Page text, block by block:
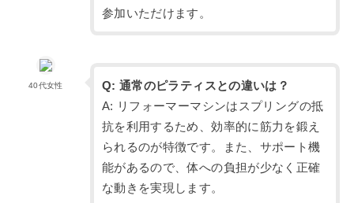
参加いただけます。
40代女性
Q: 通常のピラティスとの違いは？
A: リフォーマーマシンはスプリングの抵
抗を利用するため、効率的に筋力を鍛え
られるのが特徴です。また、サポート機
能があるので、体への負担が少なく正確
な動きを実現します。